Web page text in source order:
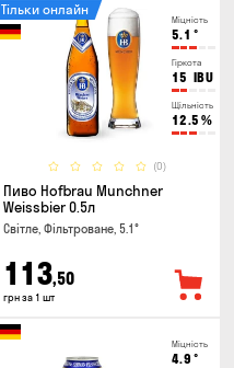
Міцність
5.1 °
Гіркота
15 IBU
Щільність
12.5 %
(0)
Тільки онлайн
Пиво Hofbrau Munchner
Weissbier 0.5л
Світле, Фільтроване, 5.1°
113,50
грн за 1 шт
Міцність
4.9 °